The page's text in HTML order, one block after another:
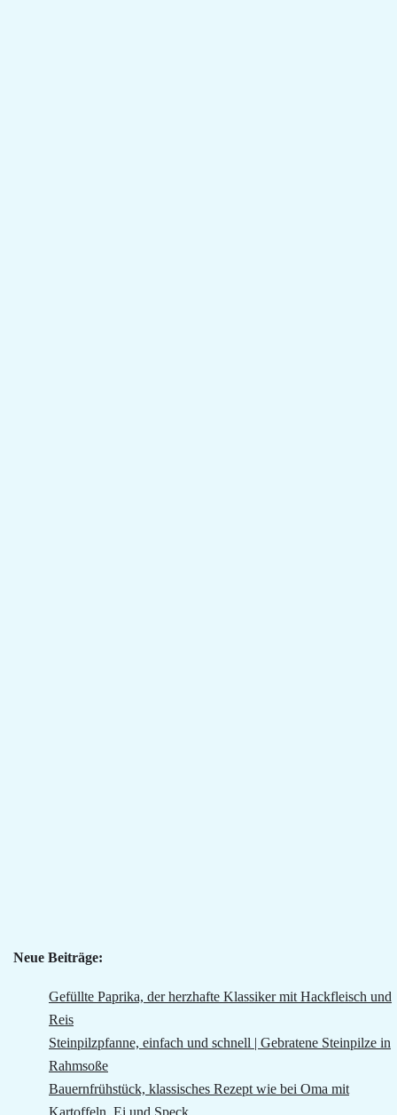
Neue Beiträge:
Gefüllte Paprika, der herzhafte Klassiker mit Hackfleisch und
Reis
Steinpilzpfanne, einfach und schnell | Gebratene Steinpilze in
Rahmsoße
Bauernfrühstück, klassisches Rezept wie bei Oma mit
Kartoffeln, Ei und Speck